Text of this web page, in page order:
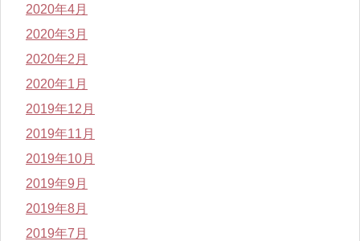
2020年4月
2020年3月
2020年2月
2020年1月
2019年12月
2019年11月
2019年10月
2019年9月
2019年8月
2019年7月